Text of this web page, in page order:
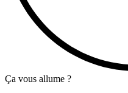
Ça vous allume ?